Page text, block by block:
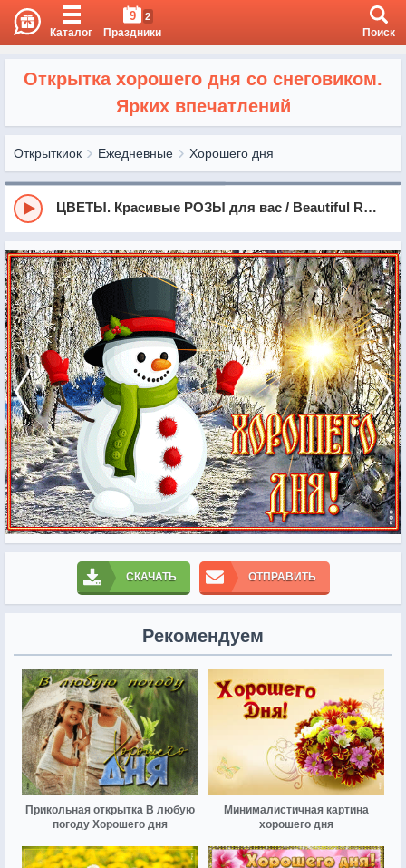
Каталог
9 2
Праздники Поиск
Открытка хорошего дня со снеговиком.
Ярких впечатлений
Открыткиок Ежедневные Хорошего дня
ЦВЕТЫ. Красивые РОЗЫ для вас / Beautiful Roses - For you
СКАЧАТЬ ОТПРАВИТЬ
Рекомендуем
Прикольная открытка В любую
погоду Хорошего дня
Минималистичная картина
хорошего дня